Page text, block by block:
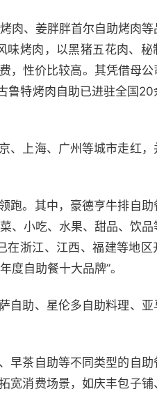
肉、姜胖胖首尔自助烤肉等
烤肉，以黑猪五花肉、秘
，性价比较高。其凭借母公
鲁特烤肉自助已进驻全国20
、上海、广州等城市走红，
跑。其中，豪德亨牛排自助
、小吃、水果、甜品、饮品
浙江、江西、福建等地区
度自助餐十大品牌”。
自助、星伦多自助料理、亚
早茶自助等不同类型的自助
宽消费场景，如庆丰包子铺